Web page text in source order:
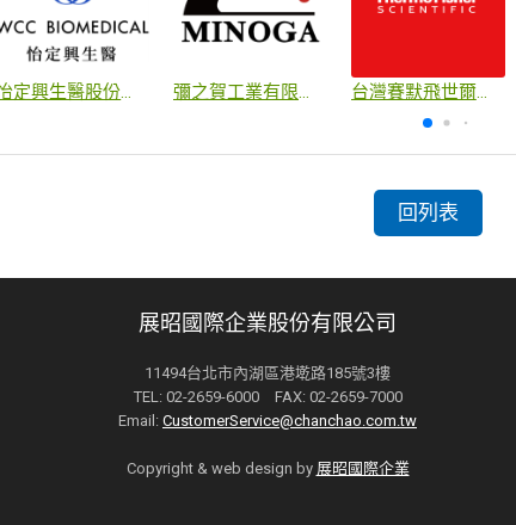
怡定興生醫股份有限公司 彌之賀工業有限公司 台灣賽默飛世爾科技股份有限公司
回列表
展昭國際企業股份有限公司
11494台北市內湖區港墘路185號3樓
TEL: 02-2659-6000 FAX: 02-2659-7000
Email: CustomerService@chanchao.com.tw
Copyright & web design by 展昭國際企業